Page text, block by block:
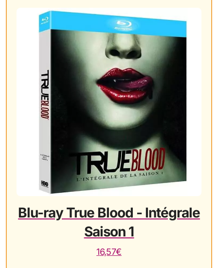
Blu-ray True Blood - Intégrale
Saison 1
16,57€